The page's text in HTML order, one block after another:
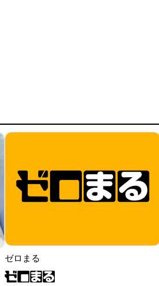
ゼロまる